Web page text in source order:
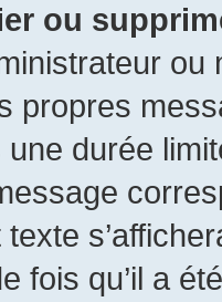
ou
propres
durée
fois qu’il a